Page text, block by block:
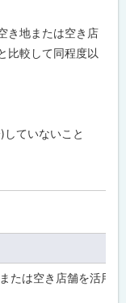
き地または空き店
比較して同程度以
ていないこと
たは空き店舗を活用